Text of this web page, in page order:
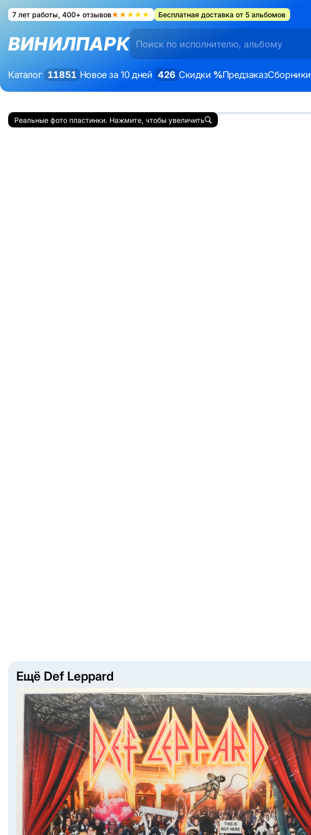
7 лет работы, 400+ отзывов★★★★★ Бесплатная доставка от 5 альбомов
ВИНИЛПАРК
Каталог 11851 Новое за 10 дней 426 Скидки %ПредзаказСборники
Реальные фото пластинки. Нажмите, чтобы увеличить
Ещё Def Leppard